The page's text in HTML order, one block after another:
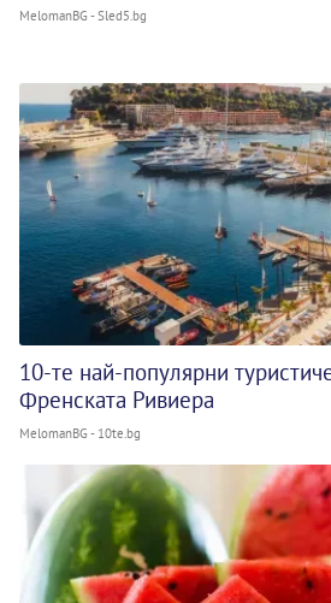
MelomanBG - Sled5.bg
10-те най-популярни
Френската Ривиера
MelomanBG - 10te.bg